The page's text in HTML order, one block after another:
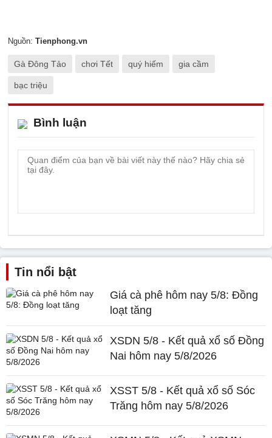
Nguồn: Tienphong.vn
Gà Đông Tảo chơi Tết quý hiếm gia cầm
bạc triệu
Bình luận
Tin nổi bật
Giá cà phê hôm nay 5/8: Đồng
loạt tăng
XSDN 5/8 - Kết quả xổ số Đồng
Nai hôm nay 5/8/2026
XSST 5/8 - Kết quả xổ số Sóc
Trăng hôm nay 5/8/2026